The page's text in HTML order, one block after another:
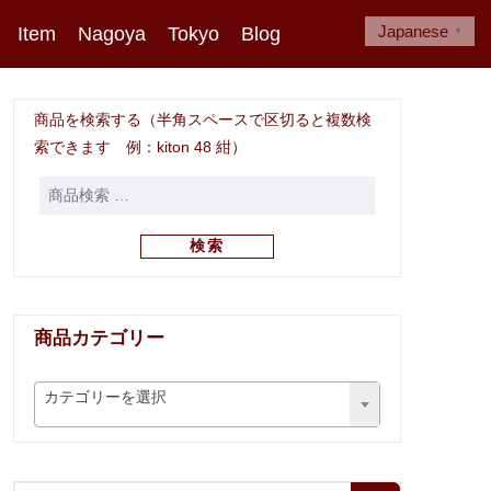
Item Nagoya Tokyo Blog
商品を検索する（半角スペースで区切ると複数検
索できます 例：kiton 48 紺）
検索
商品カテゴリー
カテゴリーを選択
Japanese ▼